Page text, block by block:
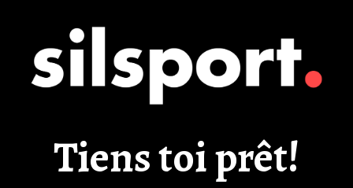
Tiens toi prêt!